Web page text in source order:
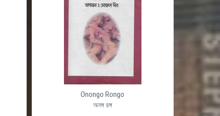
Onongo Rongo
অনঙ্গ রঙ্গ